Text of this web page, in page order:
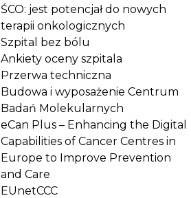
ŚCO: jest potencjał do nowych
terapii onkologicznych
Szpital bez bólu
Ankiety oceny szpitala
Przerwa techniczna
Budowa i wyposażenie Centrum
Badań Molekularnych
eCan Plus – Enhancing the Digital
Capabilities of Cancer Centres in
Europe to Improve Prevention
and Care
EUnetCCC